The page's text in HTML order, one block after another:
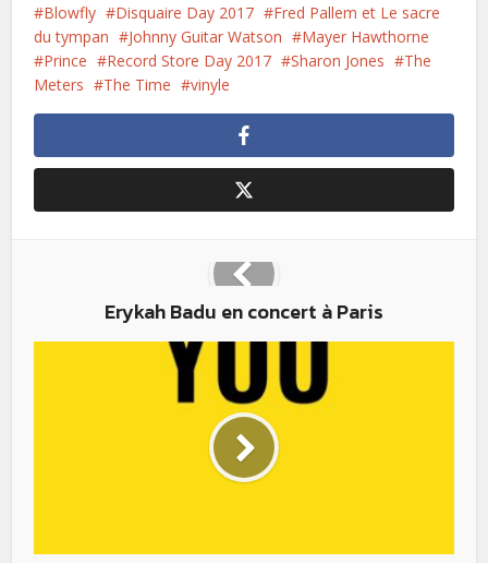
Blowfly Disquaire Day 2017
Fred Pallem et Le sacre
du tympan
Johnny Guitar Watson
Mayer Hawthorne
Prince
Record Store Day 2017 Sharon Jones
The
Meters
The Time vinyle
Erykah Badu en concert à Paris